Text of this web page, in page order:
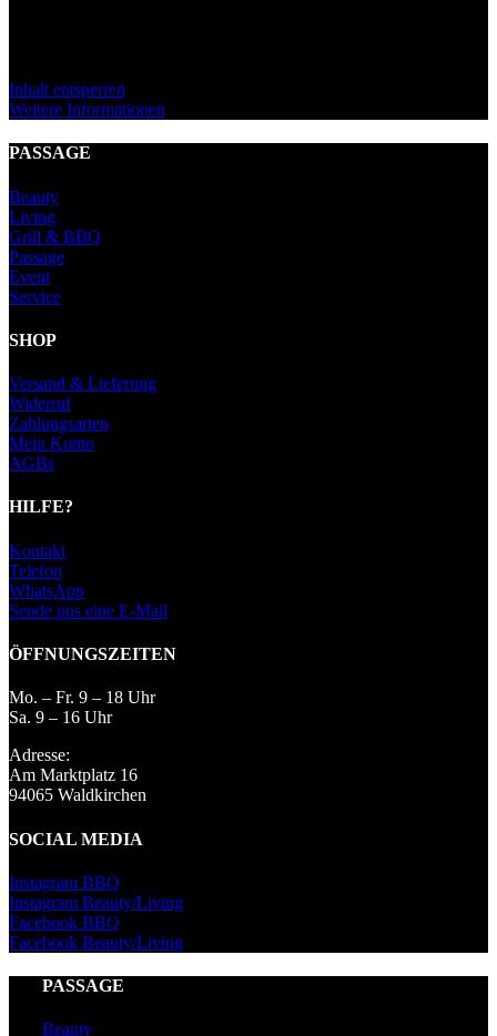
Inhalt entsperren
Weitere Informationen
PASSAGE
Beauty
Living
Grill & BBQ
Passage
Event
Service
SHOP
Versand & Lieferung
Widerruf
Zahlungsarten
Mein Konto
AGBs
HILFE?
Kontakt
Telefon
WhatsApp
Sende uns eine E-Mail
ÖFFNUNGSZEITEN
Mo. – Fr. 9 – 18 Uhr
Sa. 9 – 16 Uhr
Adresse:
Am Marktplatz 16
94065 Waldkirchen
SOCIAL MEDIA
Instagram BBQ
Instagram Beauty/Living
Facebook BBQ
Facebook Beauty/Living
PASSAGE
Beauty